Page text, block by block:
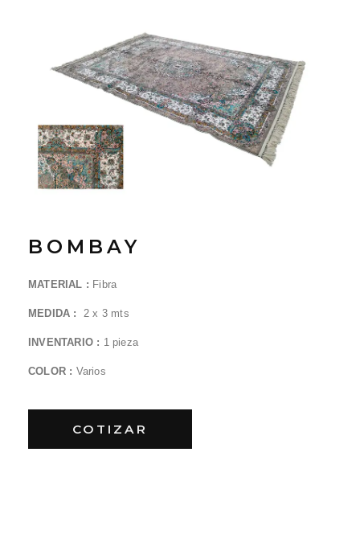
BOMBAY
MATERIAL : Fibra
MEDIDA : 2 x 3 mts
INVENTARIO : 1 pieza
COLOR : Varios
COTIZAR